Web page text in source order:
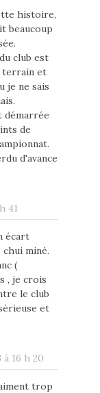
histoire,
beaucoup
club est
terrain et
je ne sais
démarrée
de
d'avance
41
écart
miné.
(
, je crois
le club
et
à 16 h 20
trop